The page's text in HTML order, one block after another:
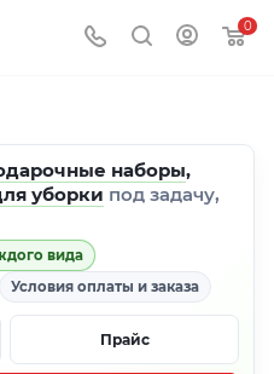
0
наборы,
уборки под задачу,
вида
Условия оплаты и заказа
Прайс